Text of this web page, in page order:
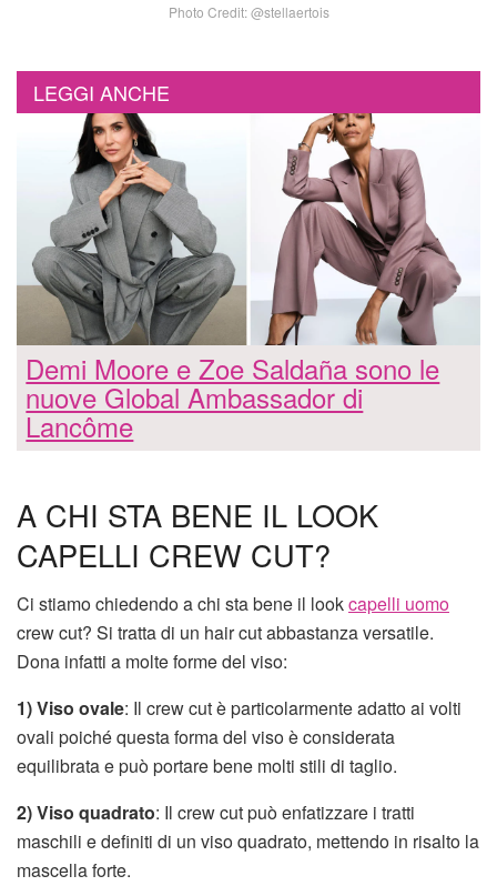
Photo Credit: @stellaertois
LEGGI ANCHE
Demi Moore e Zoe Saldaña sono le
nuove Global Ambassador di
Lancôme
A CHI STA BENE IL LOOK
CAPELLI CREW CUT?
Ci stiamo chiedendo a chi sta bene il lookcapelli uomo
crew cut? Si tratta di un hair cut abbastanza versatile.
Dona infatti a molte forme del viso:
1) Viso ovale: Il crew cut è particolarmente adatto ai volti
ovali poiché questa forma del viso è considerata
equilibrata e può portare bene molti stili di taglio.
2)Viso quadrato: Il crew cut può enfatizzare i tratti
maschili e definiti di un viso quadrato, mettendo in risalto la
mascella forte.